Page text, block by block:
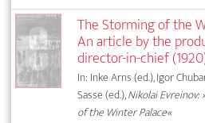
The Storming of the
An article by the
director-in-chief
In: Inke Arns (ed.), Igor
Sasse (ed.),Nikolai
of the Winter Palace«